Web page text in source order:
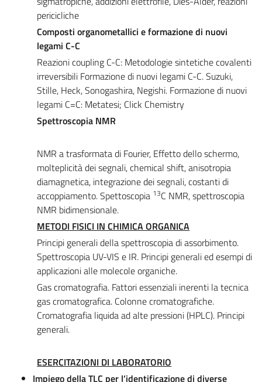
pericicliche
Composti organometallici e formazione di nuovi
legami C-C
Reazioni coupling C-C: Metodologie sintetiche covalenti
irreversibili Formazione di nuovi legami C-C. Suzuki,
Stille, Heck, Sonogashira, Negishi. Formazione di nuovi
legami C=C: Metatesi; Click Chemistry
Spettroscopia NMR
NMR a trasformata di Fourier, Effetto dello schermo,
molteplicità dei segnali, chemical shift, anisotropia
diamagnetica, integrazione dei segnali, costanti di
accoppiamento. Spettoscopia 13C NMR, spettroscopia
NMR bidimensionale.
METODI FISICI IN CHIMICA ORGANICA
Principi generali della spettroscopia di assorbimento.
Spettroscopia UV-VIS e IR. Principi generali ed esempi di
applicazioni alle molecole organiche.
Gas cromatografia. Fattori essenziali inerenti la tecnica
gas cromatografica. Colonne cromatografiche.
Cromatografia liquida ad alte pressioni (HPLC). Principi
generali.
ESERCITAZIONI DI LABORATORIO
Impiego della TLC per l’identificazione di diverse